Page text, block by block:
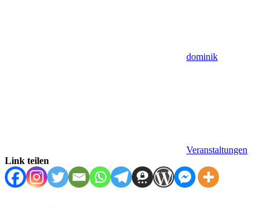
dominik
Veranstaltungen
Link teilen